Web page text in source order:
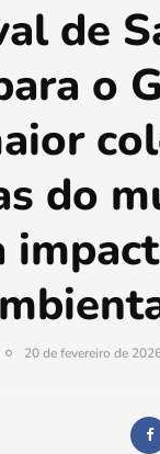
de
o
do
20 de fevereiro de